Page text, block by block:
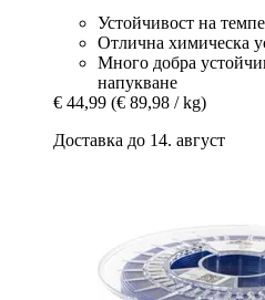
Устойчивост на
Отлична химическа
Много добра
напукване
€ 44,99 (€ 89,98 / kg)
Доставка до 14. август